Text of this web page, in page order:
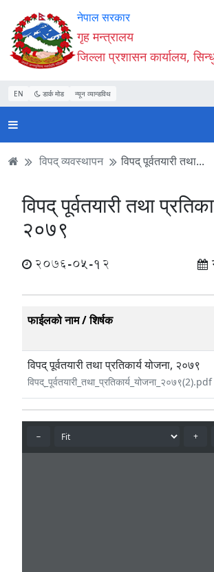
Accessibility
Mode
सुरु
गर्नुहोस्
सामाग्री
पढ्नुहाेस्
नेभिगेसन
पढ्नुहाेस्
वेबसाइट
खोजमा
जानुहोस्
नेपाल सरकार
गृह मन्त्रालय
जिल्ला प्रशासन कार्यालय,
EN डार्क मोड न्यून व्यान्डविथ
विपद् व्यवस्थापन विपद् पूर्वतयारी तथा...
विपद् पूर्वतयारी तथा
२०७९
2076-05-12
फाईलको नाम / शिर्षक
विपद् पूर्वतयारी तथा प्रतिकार्य योजना, २०७९
विपद्_पूर्वतयारी_तथा_प्रतिकार्य_योजना_२०७९(2).pdf